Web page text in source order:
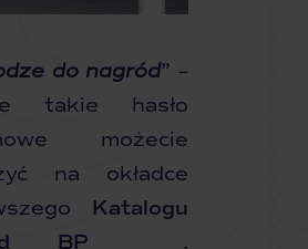
do nagród” –
takie hasło
możecie
na okładce
Katalogu
BP
.